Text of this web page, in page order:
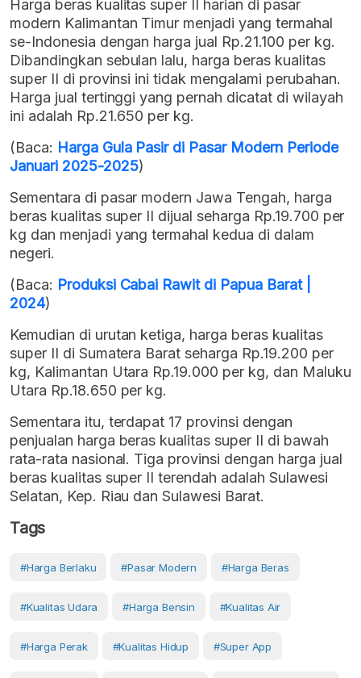
Harga beras kualitas super II harian di pasar
modern Kalimantan Timur menjadi yang termahal
se-Indonesia dengan harga jual Rp.21.100 per kg.
Dibandingkan sebulan lalu, harga beras kualitas
super II di provinsi ini tidak mengalami perubahan.
Harga jual tertinggi yang pernah dicatat di wilayah
ini adalah Rp.21.650 per kg.
(Baca: Harga Gula Pasir di Pasar Modern Periode
Januari 2025-2025)
Sementara di pasar modern Jawa Tengah, harga
beras kualitas super II dijual seharga Rp.19.700 per
kg dan menjadi yang termahal kedua di dalam
negeri.
(Baca: Produksi Cabai Rawit di Papua Barat |
2024)
Kemudian di urutan ketiga, harga beras kualitas
super II di Sumatera Barat seharga Rp.19.200 per
kg, Kalimantan Utara Rp.19.000 per kg, dan Maluku
Utara Rp.18.650 per kg.
Sementara itu, terdapat 17 provinsi dengan
penjualan harga beras kualitas super II di bawah
rata-rata nasional. Tiga provinsi dengan harga jual
beras kualitas super II terendah adalah Sulawesi
Selatan, Kep. Riau dan Sulawesi Barat.
Tags
#harga Berlaku #Pasar Modern #Harga Beras
#kualitas Udara #harga Bensin #kualitas Air
#Harga Perak #Kualitas Hidup #super App